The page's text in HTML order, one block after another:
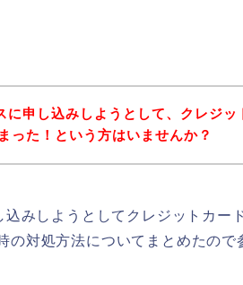
に申し込みしようとして、クレジッ
った！という方はいませんか？
みしようとしてクレジットカー
の対処方法についてまとめたので